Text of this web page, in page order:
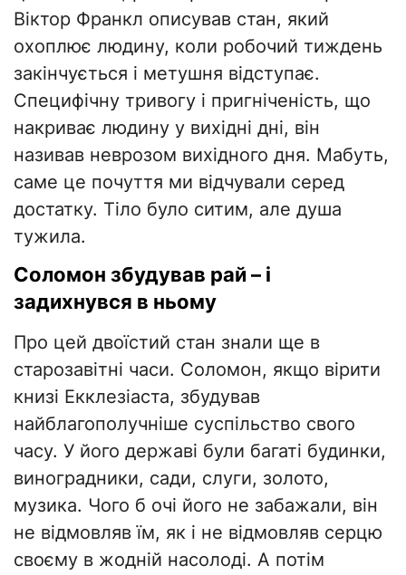
Віктор Франкл описував стан, який
охоплює людину, коли робочий тиждень
закінчується і метушня відступає.
Специфічну тривогу і пригніченість, що
накриває людину у вихідні дні, він
називав неврозом вихідного дня. Мабуть,
саме це почуття ми відчували серед
достатку. Тіло було ситим, але душа
тужила.
Соломон збудував рай – і
задихнувся в ньому
Про цей двоїстий стан знали ще в
старозавітні часи. Соломон, якщо вірити
книзі Екклезіаста, збудував
найблагополучніше суспільство свого
часу. У його державі були багаті будинки,
виноградники, сади, слуги, золото,
музика. Чого б очі його не забажали, він
не відмовляв їм, як і не відмовляв серцю
своєму в жодній насолоді. А потім